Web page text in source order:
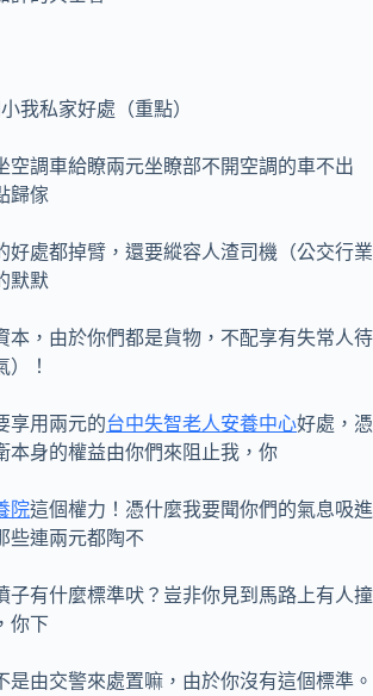
私家好處（重點）
調車給瞭兩元坐瞭部不開空調的車不出
歸傢
處都掉臂，還要縱容人渣司機（公交行業
默默
，由於你們都是貨物，不配享有失常人待
）！
用兩元的台中失智老人安養中心好處，憑
本身的權益由你們來阻止我，你
院這個權力！憑什麼我要聞你們的氣息吸進
些連兩元都陶不
有什麼標準吠？豈非你見到馬路上有人撞
你下
由交警來處置嘛，由於你沒有這個標準。